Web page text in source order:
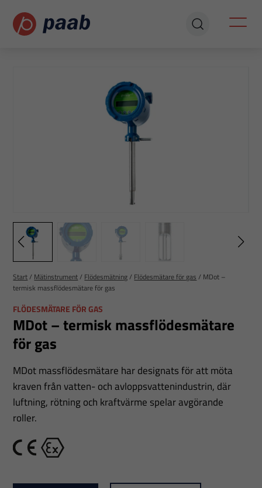
Start/ Mätinstrument/ Flödesmätning/ Flödesmätare för gas / MDot –
termisk massflödesmätare för gas
FLÖDESMÄTARE FÖR GAS
MDot – termisk massflödesmätare
för gas
MDot massflödesmätare har designats för att möta
kraven från vatten- och avloppsvattenindustrin, där
luftning, rötning och kraftvärme spelar avgörande
roller.
CE Ex